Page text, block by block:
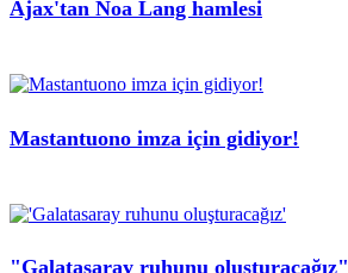
Ajax'tan Noa Lang hamlesi
Mastantuono imza için gidiyor!
"Galatasaray ruhunu oluşturacağız"